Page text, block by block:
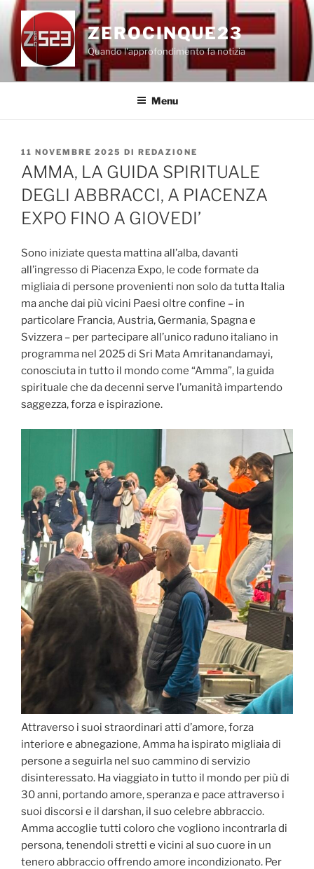
Salta
contenuto
ZEROCINQUE23
Quando l'approfondimento fa notizia
Menu
PUBBLICATO
IL
11 NOVEMBRE 2025 DI REDAZIONE
AMMA, LA GUIDA SPIRITUALE
DEGLI ABBRACCI, A PIACENZA
EXPO FINO A GIOVEDI’
Sono iniziate questa mattina all’alba, davanti
all’ingresso di Piacenza Expo, le code formate da
migliaia di persone provenienti non solo da tutta Italia
ma anche dai più vicini Paesi oltre confine – in
particolare Francia, Austria, Germania, Spagna e
Svizzera – per partecipare all’unico raduno italiano in
programma nel 2025 di Sri Mata Amritanandamayi,
conosciuta in tutto il mondo come “Amma”, la guida
spirituale che da decenni serve l’umanità impartendo
saggezza, forza e ispirazione.
Attraverso i suoi straordinari atti d’amore, forza
interiore e abnegazione, Amma ha ispirato migliaia di
persone a seguirla nel suo cammino di servizio
disinteressato. Ha viaggiato in tutto il mondo per più di
30 anni, portando amore, speranza e pace attraverso i
suoi discorsi e il darshan, il suo celebre abbraccio.
Amma accoglie tutti coloro che vogliono incontrarla di
persona, tenendoli stretti e vicini al suo cuore in un
tenero abbraccio offrendo amore incondizionato. Per